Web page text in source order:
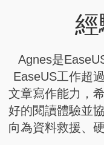
Agnes是
EaseUS工作超
文章寫作能力，
好的閱讀體驗並
向為資料救援、